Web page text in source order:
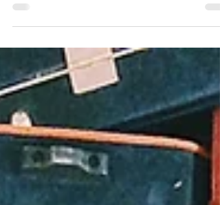
je het beste kunt betalen? Dan is het goed om
weten dat betalen in India net even anders
plekken kunt pinnen of met een creditcard kunt
betalen, is UPI tegenwoordig de populairste
betaalmethode. Vooral in kleinere winkels,
restaurants en bij tuk-tuks wordt vrijwel alles
afgerekend via een QR-code. Als toerist kun je
daar niet altijd direct gebruik van maken.
Gelukkig zijn er verschille